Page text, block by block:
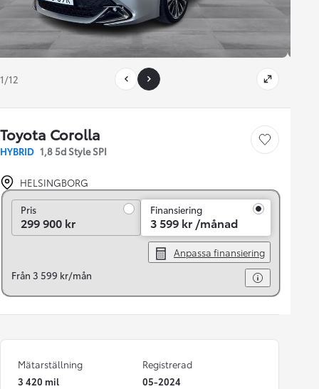
1/12
Toyota Corolla
HYBRID 1,8 5d Style SPI
Save car
HELSINGBORG
PrisPris
299 900 kr
Finansiering
3 599 kr /månad
Anpassa finansiering
Från 3 599 kr/mån
Mätarställning
3 420 mil
Registrerad
05-2024